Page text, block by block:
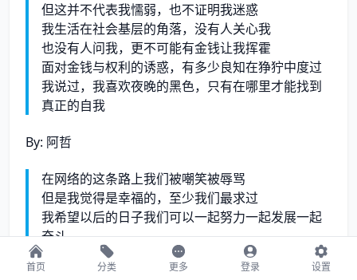
首页 分类 更多 登录 设置
但这并不代表我懦弱，也不证明我迷惑
我生活在社会基层的角落，没有人关心我
也没有人问我，更不可能有金钱让我挥霍
面对金钱与权利的诱惑，有多少良知在狰狞中度过
我说过，我喜欢夜晚的黑色，只有在哪里才能找到
真正的自我
By: 阿哲
在网络的这条路上我们被嘲笑被辱骂
但是我觉得是幸福的，至少我们最求过
我希望以后的日子我们可以一起努力一起发展一起
奋斗
可能我们不能在这个网络上一起玩一辈子，但是我
希望我们能珍惜现在在一起的每一分钟